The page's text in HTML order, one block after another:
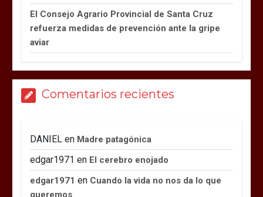
El Consejo Agrario Provincial de Santa Cruz
refuerza medidas de prevención ante la gripe
aviar
Comentarios recientes
DANIEL en Madre patagónica
edgar1971 en El cerebro enojado
edgar1971 en Cuando la vida no nos da lo que
queremos